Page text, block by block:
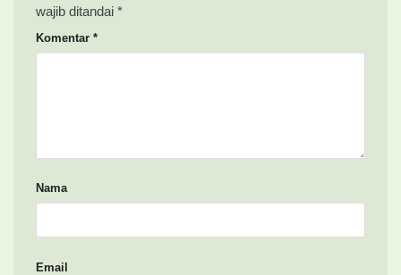
wajib ditandai *
Komentar *
Nama
Email